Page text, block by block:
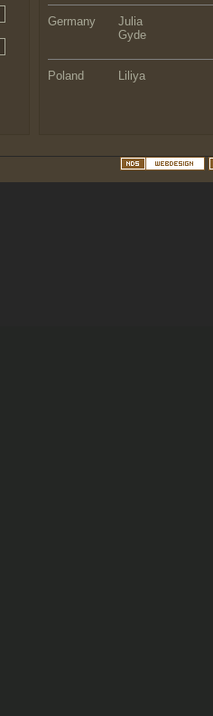
Germany
Julia
Gyde
Poland Liliya